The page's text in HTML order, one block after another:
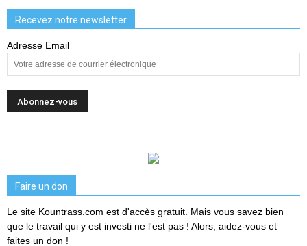
Recevez notre newsletter
Adresse Email
Faire un don
Le site Kountrass.com est d'accès gratuit. Mais vous savez bien
que le travail qui y est investi ne l'est pas ! Alors, aidez-vous et
faites un don !